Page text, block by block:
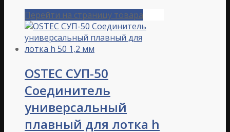
Перейти на страницу товара
OSTEC СУП-50
Соединитель
универсальный
плавный для лотка h